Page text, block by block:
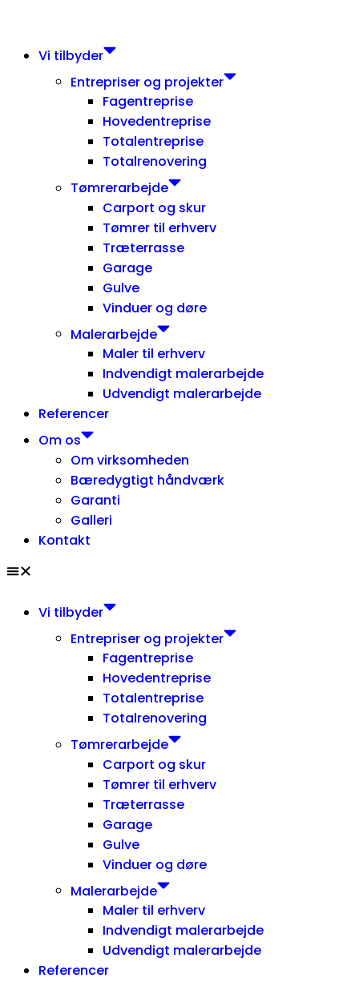
indholdVi tilbyder
Entrepriser og projekter
Fagentreprise
Hovedentreprise
Totalentreprise
Totalrenovering
Tømrerarbejde
Carport og skur
Tømrer til erhverv
Træterrasse
Garage
Gulve
Vinduer og døre
Malerarbejde
Maler til erhverv
Indvendigt malerarbejde
Udvendigt malerarbejde
Referencer
Om os
Om virksomheden
Bæredygtigt håndværk
Garanti
Galleri
Kontakt
Vi tilbyder
Entrepriser og projekter
Fagentreprise
Hovedentreprise
Totalentreprise
Totalrenovering
Tømrerarbejde
Carport og skur
Tømrer til erhverv
Træterrasse
Garage
Gulve
Vinduer og døre
Malerarbejde
Maler til erhverv
Indvendigt malerarbejde
Udvendigt malerarbejde
Referencer